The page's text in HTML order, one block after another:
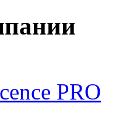
PRO